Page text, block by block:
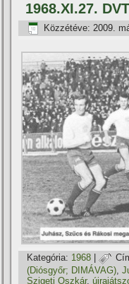
1968.XI.27.
Közzétéve: 2009.
Kategória: 1968
(Diósgyőr; DIMÁVAG) ,
Szigeti Oszkár,